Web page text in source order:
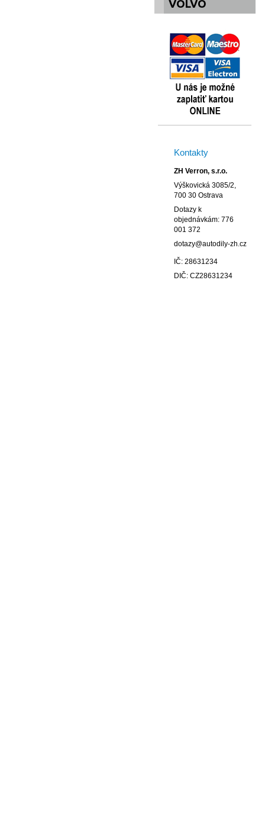
VOLVO
Kontakty
ZH Verron, s.r.o.
Výškovická 3085/2,
700 30 Ostrava
Dotazy k
objednávkám: 776
001 372
dotazy@autodily-zh.cz
IČ: 28631234
DIČ: CZ28631234